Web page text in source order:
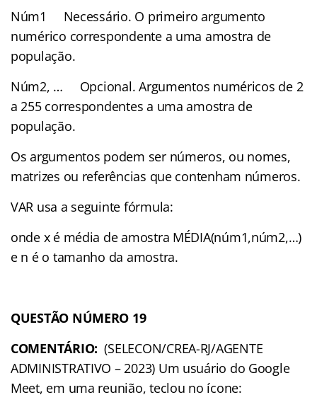
Núm1 Necessário. O primeiro argumento
numérico correspondente a uma amostra de
população.
Núm2, … Opcional. Argumentos numéricos de 2
a 255 correspondentes a uma amostra de
população.
Os argumentos podem ser números, ou nomes,
matrizes ou referências que contenham números.
VAR usa a seguinte fórmula:
onde x é média de amostra MÉDIA(núm1,núm2,…)
e n é o tamanho da amostra.
QUESTÃO NÚMERO 19
COMENTÁRIO: (SELECON/CREA-RJ/AGENTE
ADMINISTRATIVO – 2023) Um usuário do Google
Meet, em uma reunião, teclou no ícone: